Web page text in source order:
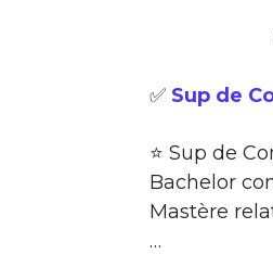
✅ Sup de
⭐ Sup de
Bachelor
Mastère
…